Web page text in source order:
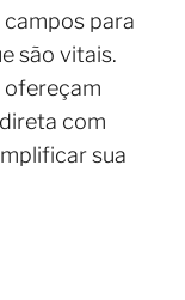
para
são vitais.
ofereçam
com
sua